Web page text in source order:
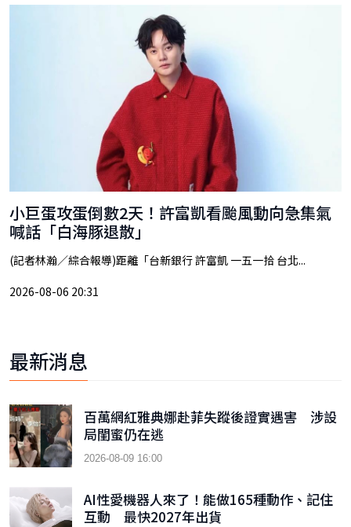
小巨蛋攻蛋倒數2天！許富凱看颱風動向急集氣
喊話「白海豚退散」
(記者林瀚／綜合報導)距離「台新銀行 許富凱 一五一拾 台北...
2026-08-06 20:31
最新消息
百萬網紅雅典娜赴菲失蹤後證實遇害 涉設
局閨蜜仍在逃
2026-08-09 16:00
AI性愛機器人來了！能做165種動作、記住
互動 最快2027年出貨